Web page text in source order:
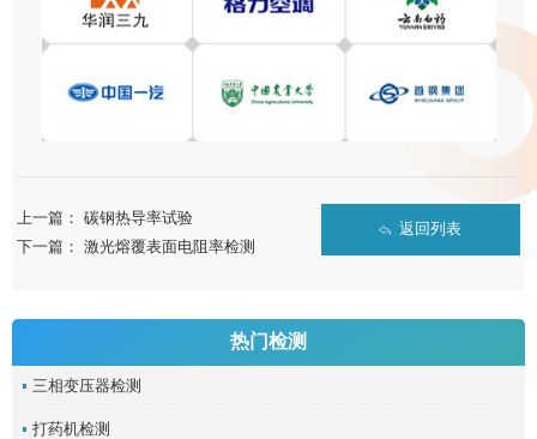
上一篇：碳钢热导率试验
下一篇：激光熔覆表面电阻率检测
返回列表
热门检测
三相变压器检测
打药机检测